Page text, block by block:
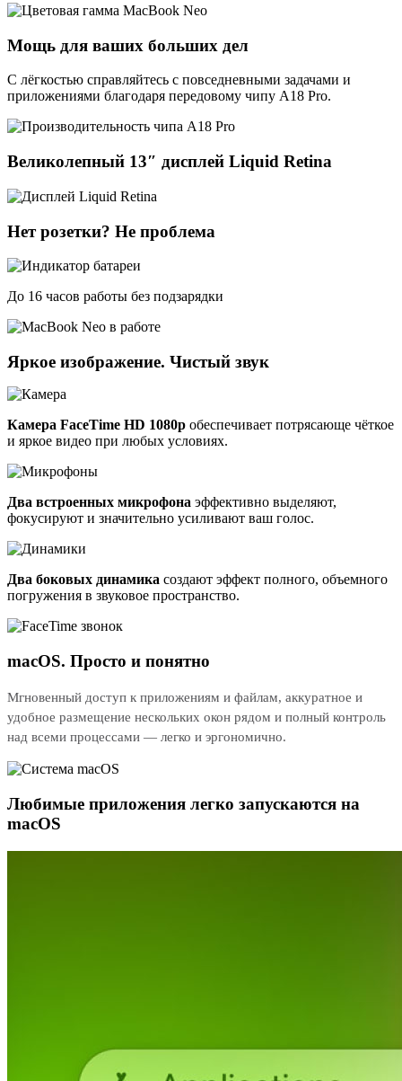
Мощь для ваших больших дел
С лёгкостью справляйтесь с повседневными задачами и
приложениями благодаря передовому чипу A18 Pro.
Великолепный 13″ дисплей Liquid Retina
Нет розетки? Не проблема
До 16 часов работы без подзарядки
Яркое изображение. Чистый звук
Камера FaceTime HD 1080p обеспечивает потрясающе чёткое
и яркое видео при любых условиях.
Два встроенных микрофона эффективно выделяют,
фокусируют и значительно усиливают ваш голос.
Два боковых динамика создают эффект полного, объемного
погружения в звуковое пространство.
macOS. Просто и понятно
Мгновенный доступ к приложениям и файлам, аккуратное и
удобное размещение нескольких окон рядом и полный контроль
над всеми процессами — легко и эргономично.
Любимые приложения легко запускаются на
macOS